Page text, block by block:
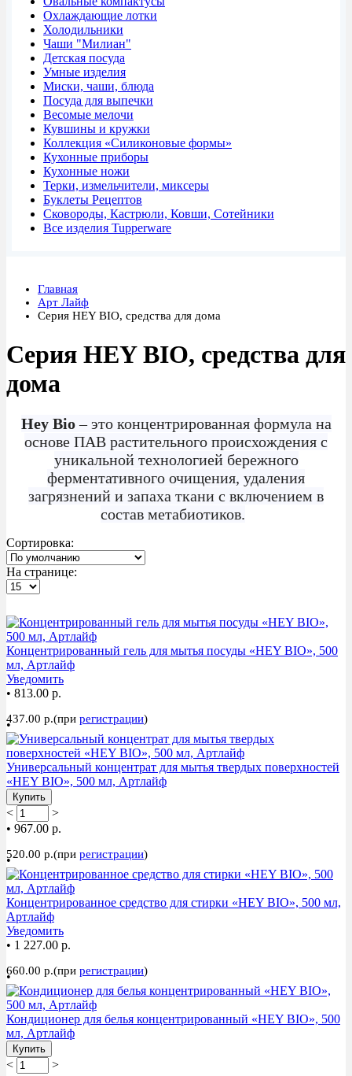
Охлаждающие лотки
Холодильники
Чаши "Милиан"
Детская посуда
Умные изделия
Миски, чаши, блюда
Посуда для выпечки
Весомые мелочи
Кувшины и кружки
Коллекция «Силиконовые формы»
Кухонные приборы
Кухонные ножи
Терки, измельчители, миксеры
Буклеты Рецептов
Сковороды, Кастрюли, Ковши, Сотейники
Все изделия Tupperware
Главная
Арт Лайф
Серия HEY BIO, средства для дома
Серия HEY BIO, средства для
дома
Hey Bio– это концентрированная формула на
основе ПАВ растительного происхождения с
уникальной технологией бережного
ферментативного очищения, удаления
загрязнений и запаха ткани с включением в
состав метабиотиков.
Сортировка:
На странице:
Концентрированный гель для мытья посуды «HEY BIO», 500
мл, Артлайф
Уведомить
• 813.00 р.
437.00 р.(при регистрации)
•
Универсальный концентрат для мытья твердых поверхностей
«HEY BIO», 500 мл, Артлайф
Купить
<
>
• 967.00 р.
520.00 р.(при регистрации)
•
Концентрированное средство для стирки «HEY BIO», 500 мл,
Артлайф
Уведомить
• 1 227.00 р.
660.00 р.(при регистрации)
•
Кондиционер для белья концентрированный «HEY BIO», 500
мл, Артлайф
Купить
<
>